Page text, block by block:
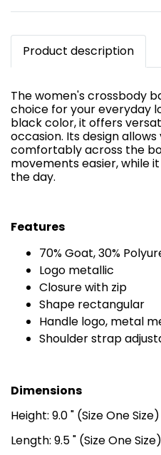
Product description
The women's crossbody
choice for your everyday
black color, it offers
occasion. Its design
comfortably across the
movements easier, while
the day.
Features
70% Goat, 30%
Logo metallic
Closure with zip
Shape rectangular
Handle logo, metal
Shoulder strap
Dimensions
Height: 9.0 " (Size One Size)
Length: 9.5 " (Size One Size)